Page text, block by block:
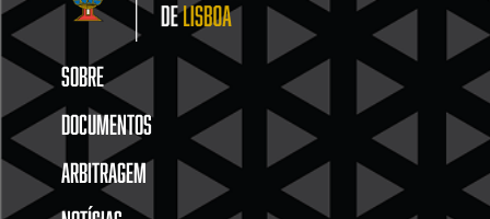
SOBRE
DOCUMENTOS
ARBITRAGEM